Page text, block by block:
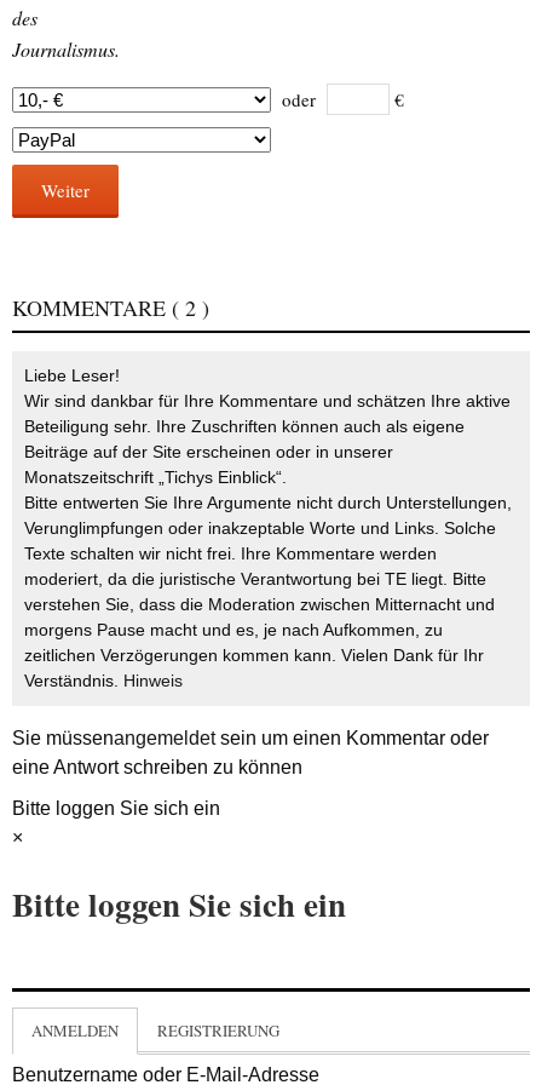
des
Journalismus.
oder €
Weiter
KOMMENTARE ( 2 )
Liebe Leser!
Wir sind dankbar für Ihre Kommentare und schätzen Ihre aktive
Beteiligung sehr. Ihre Zuschriften können auch als eigene
Beiträge auf der Site erscheinen oder in unserer
Monatszeitschrift „Tichys Einblick“.
Bitte entwerten Sie Ihre Argumente nicht durch Unterstellungen,
Verunglimpfungen oder inakzeptable Worte und Links. Solche
Texte schalten wir nicht frei. Ihre Kommentare werden
moderiert, da die juristische Verantwortung bei TE liegt. Bitte
verstehen Sie, dass die Moderation zwischen Mitternacht und
morgens Pause macht und es, je nach Aufkommen, zu
zeitlichen Verzögerungen kommen kann. Vielen Dank für Ihr
Verständnis. Hinweis
Sie müssenangemeldetsein um einen Kommentar oder
eine Antwort schreiben zu können
Bitte loggen Sie sich ein
×
Bitte loggen Sie sich ein
ANMELDEN REGISTRIERUNG
Benutzername oder E-Mail-Adresse